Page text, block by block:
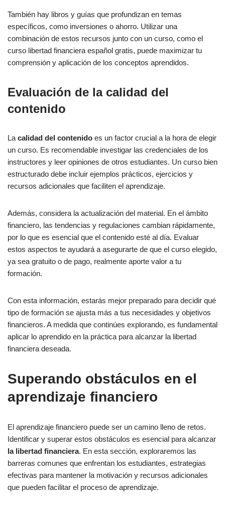
También hay libros y guías que profundizan en temas
específicos, como inversiones o ahorro. Utilizar una
combinación de estos recursos junto con un curso, como el
curso libertad financiera español gratis, puede maximizar tu
comprensión y aplicación de los conceptos aprendidos.
Evaluación de la calidad del
contenido
La calidad del contenido es un factor crucial a la hora de elegir
un curso. Es recomendable investigar las credenciales de los
instructores y leer opiniones de otros estudiantes. Un curso bien
estructurado debe incluir ejemplos prácticos, ejercicios y
recursos adicionales que faciliten el aprendizaje.
Además, considera la actualización del material. En el ámbito
financiero, las tendencias y regulaciones cambian rápidamente,
por lo que es esencial que el contenido esté al día. Evaluar
estos aspectos te ayudará a asegurarte de que el curso elegido,
ya sea gratuito o de pago, realmente aporte valor a tu
formación.
Con esta información, estarás mejor preparado para decidir qué
tipo de formación se ajusta más a tus necesidades y objetivos
financieros. A medida que continúes explorando, es fundamental
aplicar lo aprendido en la práctica para alcanzar la libertad
financiera deseada.
Superando obstáculos en el
aprendizaje financiero
El aprendizaje financiero puede ser un camino lleno de retos.
Identificar y superar estos obstáculos es esencial para alcanzar
la libertad financiera. En esta sección, exploraremos las
barreras comunes que enfrentan los estudiantes, estrategias
efectivas para mantener la motivación y recursos adicionales
que pueden facilitar el proceso de aprendizaje.